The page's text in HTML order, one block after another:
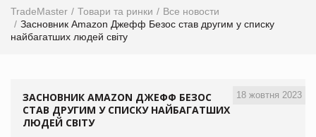
TradeMaster Товари та ринки
Все новости
Засновник Amazon Джефф Безос став другим у списку
найбагатших людей світу
18 жовтня 2023
ЗАСНОВНИК AMAZON ДЖЕФФ БЕЗОС
СТАВ ДРУГИМ У СПИСКУ НАЙБАГАТШИХ
ЛЮДЕЙ СВІТУ